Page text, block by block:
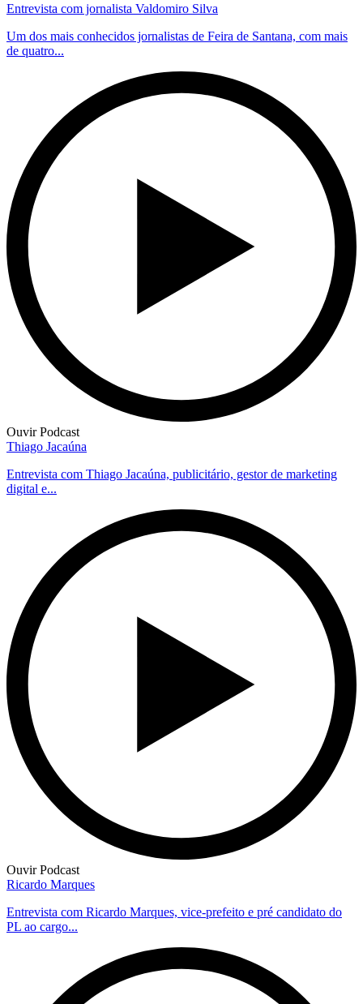
Entrevista com jornalista Valdomiro Silva
Um dos mais conhecidos jornalistas de Feira de Santana, com mais
de quatro...
Ouvir Podcast
Thiago Jacaúna
Entrevista com Thiago Jacaúna, publicitário, gestor de marketing
digital e...
Ouvir Podcast
Ricardo Marques
Entrevista com Ricardo Marques, vice-prefeito e pré candidato do
PL ao cargo...